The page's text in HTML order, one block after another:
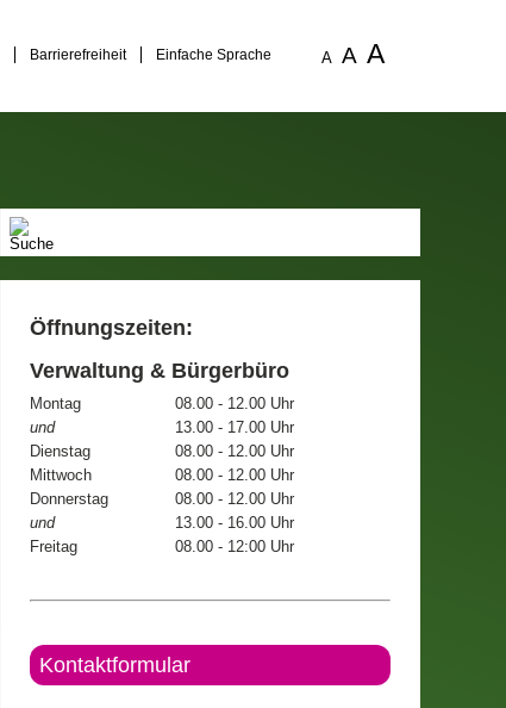
Barrierefreiheit Einfache Sprache A A A
Öffnungszeiten:
Verwaltung & Bürgerbüro
Montag
08.00 - 12.00 Uhr
und
13.00 - 17.00 Uhr
Dienstag
08.00 - 12.00 Uhr
Mittwoch
08.00 - 12.00 Uhr
Donnerstag
08.00 - 12.00 Uhr
und
13.00 - 16.00 Uhr
Freitag
08.00 - 12:00 Uhr
Kontaktformular